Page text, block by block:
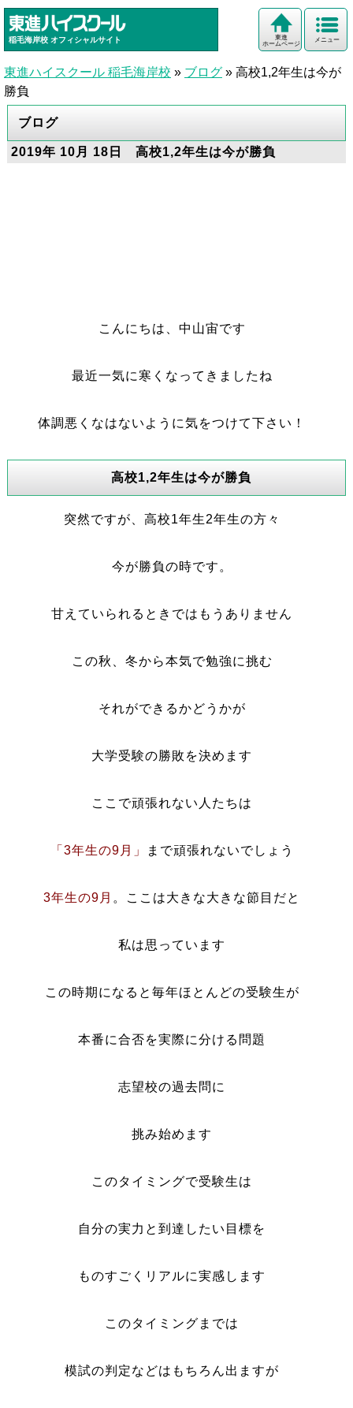
稲毛海岸校 オフィシャルサイト メニュー
東進
ホームページ
東進ハイスクール 稲毛海岸校 » ブログ » 高校1,2年生は今が
勝負
ブログ
2019年 10月 18日 高校1,2年生は今が勝負
こんにちは、中山宙です
最近一気に寒くなってきましたね
体調悪くなはないように気をつけて下さい！
高校1,2年生は今が勝負
突然ですが、高校1年生2年生の方々
今が勝負の時です。
甘えていられるときではもうありません
この秋、冬から本気で勉強に挑む
それができるかどうかが
大学受験の勝敗を決めます
ここで頑張れない人たちは
「3年生の9月」 まで頑張れないでしょう
3年生の9月 。ここは大きな大きな節目だと
私は思っています
この時期になると毎年ほとんどの受験生が
本番に合否を実際に分ける問題
志望校の過去問に
挑み始めます
このタイミングで受験生は
自分の実力と到達したい目標を
ものすごくリアルに実感します
このタイミングまでは
模試の判定などはもちろん出ますが